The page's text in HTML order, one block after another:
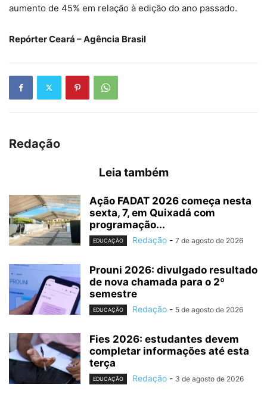
aumento de 45% em relação à edição do ano passado.
Repórter Ceará – Agência Brasil
Redação
Leia também
Ação FADAT 2026 começa nesta
sexta, 7, em Quixadá com
programação...
EDUCAÇÃO Redação - 7 de agosto de 2026
Prouni 2026: divulgado resultado
de nova chamada para o 2º
semestre
EDUCAÇÃO Redação - 5 de agosto de 2026
Fies 2026: estudantes devem
completar informações até esta
terça
EDUCAÇÃO Redação - 3 de agosto de 2026